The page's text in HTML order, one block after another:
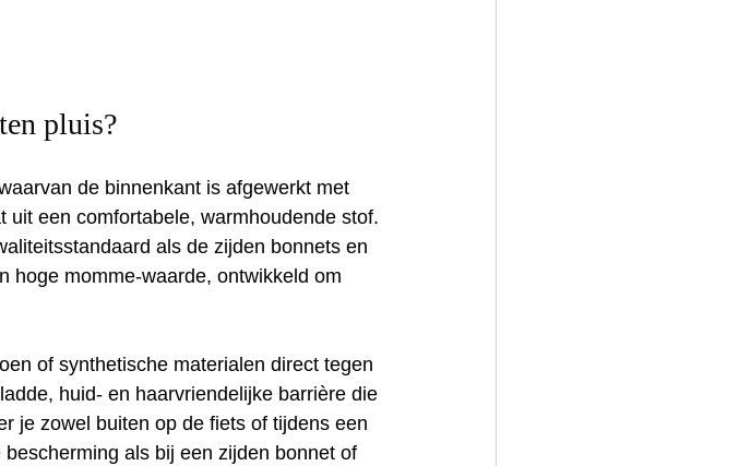
pluis?
de binnenkant is afgewerkt met
een comfortabele, warmhoudende stof.
als de zijden bonnets en
hoge momme‑waarde, ontwikkeld om
of synthetische materialen direct tegen
huid‑ en haarvriendelijke barrière die
je zowel buiten op de fiets of tijdens een
als bij een zijden bonnet of